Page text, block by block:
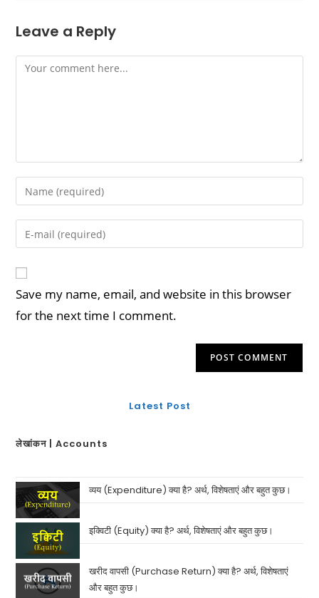
Leave a Reply
Save my name, email, and website in this browser
for the next time I comment.
Latest Post
लेखांकन | Accounts
व्यय (Expenditure) क्या है? अर्थ, विशेषताएं और बहुत कुछ।
इक्विटी (Equity) क्या है? अर्थ, विशेषताएं और बहुत कुछ।
खरीद वापसी (Purchase Return) क्या है? अर्थ, विशेषताएं
और बहुत कुछ।